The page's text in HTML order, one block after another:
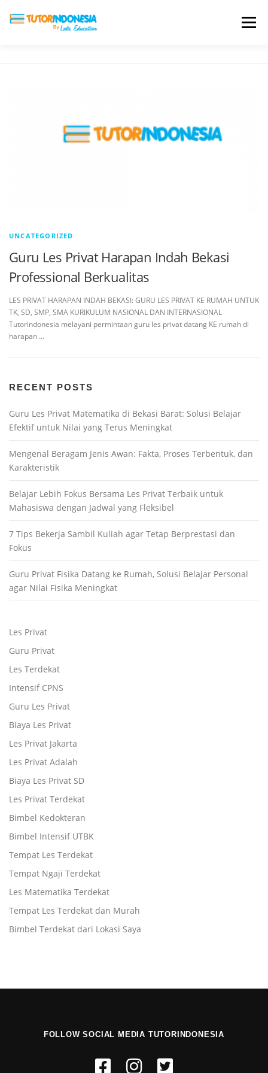
Menu
UNCATEGORIZED
Guru Les Privat Harapan Indah Bekasi
Professional Berkualitas
LES PRIVAT HARAPAN INDAH BEKASI: GURU LES PRIVAT KE RUMAH UNTUK
TK, SD, SMP, SMA KURIKULUM NASIONAL DAN INTERNASIONAL
Tutorindonesia melayani permintaan guru les privat datang KE rumah di
harapan …
RECENT POSTS
Guru Les Privat Matematika di Bekasi Barat: Solusi Belajar
Efektif untuk Nilai yang Terus Meningkat
Mengenal Beragam Jenis Awan: Fakta, Proses Terbentuk, dan
Karakteristik
Belajar Lebih Fokus Bersama Les Privat Terbaik untuk
Mahasiswa dengan Jadwal yang Fleksibel
7 Tips Bekerja Sambil Kuliah agar Tetap Berprestasi dan
Fokus
Guru Privat Fisika Datang ke Rumah, Solusi Belajar Personal
agar Nilai Fisika Meningkat
Les Privat
Guru Privat
Les Terdekat
Intensif CPNS
Guru Les Privat
Biaya Les Privat
Les Privat Jakarta
Les Privat Adalah
Biaya Les Privat SD
Les Privat Terdekat
Bimbel Kedokteran
Bimbel Intensif UTBK
Tempat Les Terdekat
Tempat Ngaji Terdekat
Les Matematika Terdekat
Tempat Les Terdekat dan Murah
Bimbel Terdekat dari Lokasi Saya
FOLLOW SOCIAL MEDIA TUTORINDONESIA